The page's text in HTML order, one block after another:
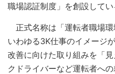
職場認証制度」を創設してい
正式名称は「運転者職場環
いわゆる3K仕事のイメージ
改善に向けた取り組みを「
クドライバーなど運転者へ